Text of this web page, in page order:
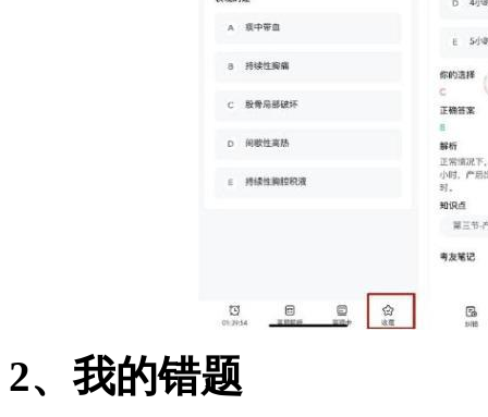
2、我的错题